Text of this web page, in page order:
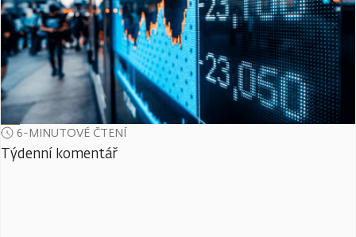
6-MINUTOVÉ ČTENÍ
Týdenní komentář